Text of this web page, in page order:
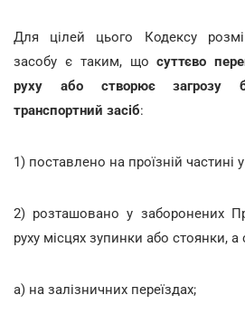
Для цілей цього Кодексу
засобу є таким, щосуттєво
руху або створює загрозу
транспортний засіб:
1) поставлено на проїзній частині
2) розташовано у заборонених
руху місцях зупинки або стоянки, а
а) на залізничних переїздах;